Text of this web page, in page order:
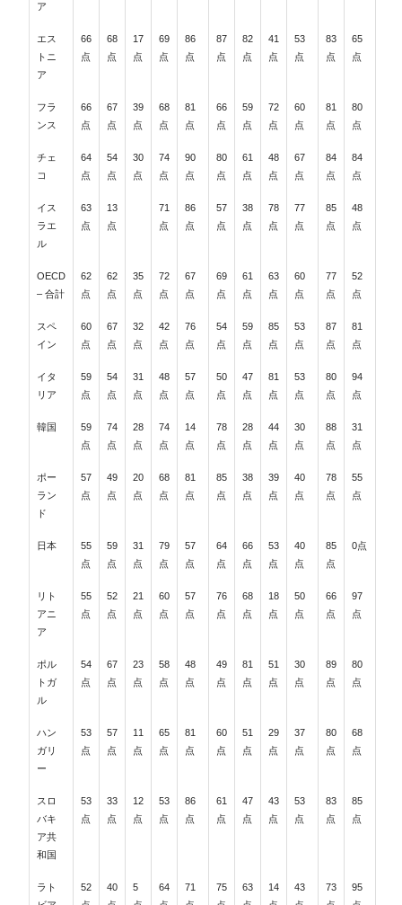
ア
エス
トニ
ア
66
点
68
点
17
点
69
点
86
点
87
点
82
点
41
点
53
点
83
点
65
点
フラ
ンス
66
点
67
点
39
点
68
点
81
点
66
点
59
点
72
点
60
点
81
点
80
点
チェ
コ
64
点
54
点
30
点
74
点
90
点
80
点
61
点
48
点
67
点
84
点
84
点
イス
ラエ
ル
63
点
13
点
71
点
86
点
57
点
38
点
78
点
77
点
85
点
48
点
OECD
– 合計
62
点
62
点
35
点
72
点
67
点
69
点
61
点
63
点
60
点
77
点
52
点
スペ
イン
60
点
67
点
32
点
42
点
76
点
54
点
59
点
85
点
53
点
87
点
81
点
イタ
リア
59
点
54
点
31
点
48
点
57
点
50
点
47
点
81
点
53
点
80
点
94
点
韓国
59
点
74
点
28
点
74
点
14
点
78
点
28
点
44
点
30
点
88
点
31
点
ポー
ラン
ド
57
点
49
点
20
点
68
点
81
点
85
点
38
点
39
点
40
点
78
点
55
点
日本
55
点
59
点
31
点
79
点
57
点
64
点
66
点
53
点
40
点
85
点
0点
リト
アニ
ア
55
点
52
点
21
点
60
点
57
点
76
点
68
点
18
点
50
点
66
点
97
点
ポル
トガ
ル
54
点
67
点
23
点
58
点
48
点
49
点
81
点
51
点
30
点
89
点
80
点
ハン
ガリ
ー
53
点
57
点
11
点
65
点
81
点
60
点
51
点
29
点
37
点
80
点
68
点
スロ
バキ
ア共
和国
53
点
33
点
12
点
53
点
86
点
61
点
47
点
43
点
53
点
83
点
85
点
ラト
52
40
5
64
71
75
63
14
43
73
95